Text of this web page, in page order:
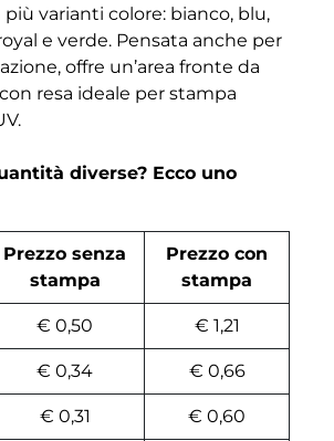
varianti colore: bianco, blu,
e verde. Pensata anche per
offre un’area fronte da
resa ideale per stampa
diverse? Ecco uno
Prezzo senza
stampa
Prezzo con
stampa
€ 0,50 € 1,21
€ 0,34 € 0,66
€ 0,31 € 0,60